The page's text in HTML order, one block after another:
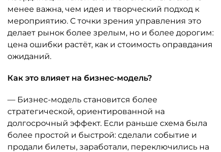
менее важна, чем идея и творческий подход к
мероприятию. С точки зрения управления это
делает рынок более зрелым, но и более дорогим:
цена ошибки растёт, как и стоимость оправдания
ожиданий.
Как это влияет на бизнес-модель?
— Бизнес-модель становится более
стратегической, ориентированной на
долгосрочный эффект. Если раньше схема была
более простой и быстрой: сделали событие и
продали билеты, заработали, переключились на